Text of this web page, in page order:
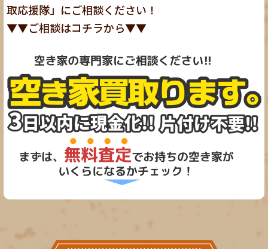
取応援隊」にご相談ください！
▼▼ご相談はコチラから▼▼